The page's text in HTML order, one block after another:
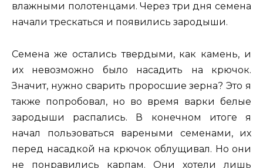
влажными полотенцами. Через три дня семена
начали трескаться и появились зародыши.
Семена же остались твердыми, как камень, и
их невозможно было насадить на крючок.
Значит, нужно сварить проросшие зерна? Это я
также попробовал, но во время варки белые
зародыши распались. В конечном итоге я
начал пользоваться вареными семенами, их
перед насадкой на крючок облущивал. Но они
не понравились карпам. Они хотели лишь